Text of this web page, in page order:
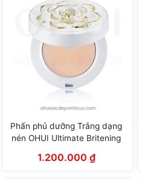
Phấn phủ dưỡng Trắng dạng
nén OHUI Ultimate Britening
1.200.000 ₫